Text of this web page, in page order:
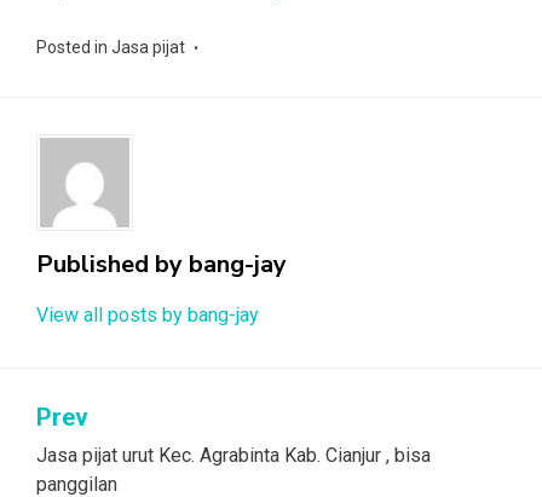
Posted in Jasa pijat
Published by bang-jay
View all posts by bang-jay
Post
navigation
Prev
Jasa pijat urut Kec. Agrabinta Kab. Cianjur , bisa
panggilan